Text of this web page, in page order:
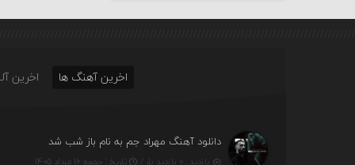
اخرین آهنگ ها اخرین
دانلود آهنگ مهراد جم به نام باز شب شد
بازدید : ۰ بازدید بار / تاریخ : جمعه ۱۶ مرداد ۱۴۰۵